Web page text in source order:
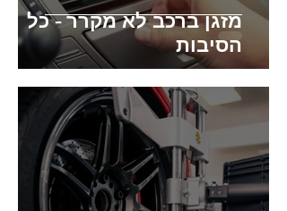
מזגן ברכב לא מקרר - כל
הסיבות